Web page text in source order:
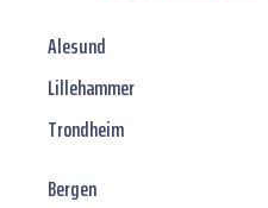
Alesund
Lillehammer
Trondheim
Bergen